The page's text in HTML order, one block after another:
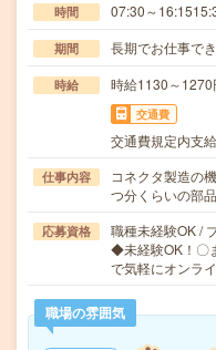
時間 07:30～
期間 長期でお仕事で
時給 時給1130～1270
交通費
交通費規定内支給
仕事内容
コネクタ製造の
つ分くらいの部
応募資格
職種未経験OK /
◆未経験OK！〇
で気軽にオンラ
職場の雰囲気